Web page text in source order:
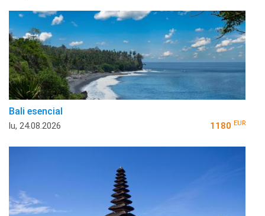
Bali esencial
lu, 24.08.2026 1180 EUR